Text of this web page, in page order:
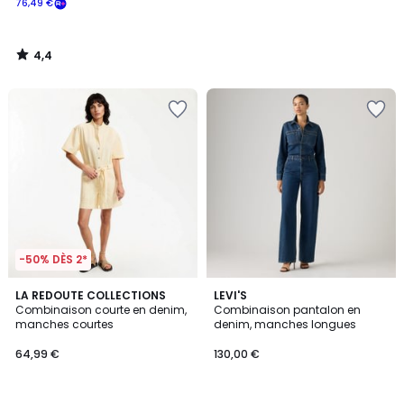
souscrivez
notre
programme
76,49 €
4,4
/
-50% DÈS 2*
LA REDOUTE COLLECTIONS
Combinaison courte en denim,
manches courtes
64,99 €
LEVI'S
Combinaison pantalon en
denim, manches longues
130,00 €